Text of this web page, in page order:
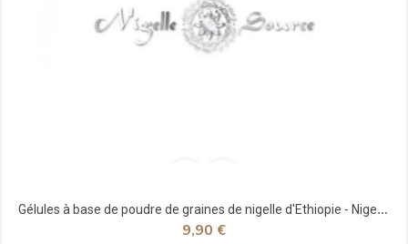
Gélules à base de poudre de graines de nigelle d'Ethiopie - Nigelle Source
9,90 €